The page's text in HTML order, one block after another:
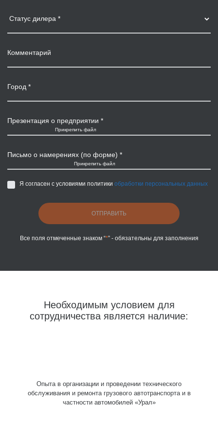
Презентация о предприятии *
Прикрепить файл
Письмо о намерениях (по форме) *
Прикрепить файл
Я согласен с условиями политики обработки персональных данных
Все поля отмеченные знаком “*” - обязательны для заполнения
Необходимым условием для
сотрудничества является наличие:
Опыта в организации и проведении технического
обслуживания и ремонта грузового автотранспорта и в
частности автомобилей «Урал»